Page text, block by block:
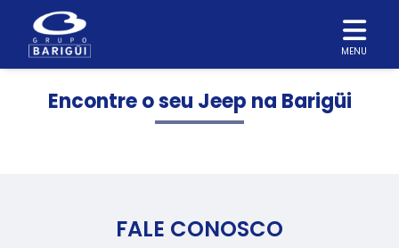
MENU
Encontre o seu Jeep na Barigüi
FALE CONOSCO